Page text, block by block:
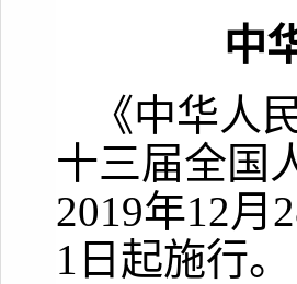
中
《中华人
十三届全国
2019年12月
1日起施行。